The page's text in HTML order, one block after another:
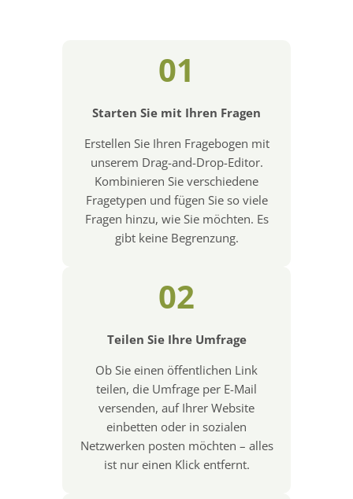
01
Starten Sie mit Ihren Fragen
Erstellen Sie Ihren Fragebogen mit
unserem Drag-and-Drop-Editor.
Kombinieren Sie verschiedene
Fragetypen und fügen Sie so viele
Fragen hinzu, wie Sie möchten. Es
gibt keine Begrenzung.
02
Teilen Sie Ihre Umfrage
Ob Sie einen öffentlichen Link
teilen, die Umfrage per E-Mail
versenden, auf Ihrer Website
einbetten oder in sozialen
Netzwerken posten möchten – alles
ist nur einen Klick entfernt.